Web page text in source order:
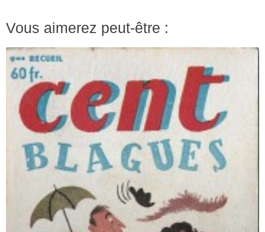
Vous aimerez peut-être :